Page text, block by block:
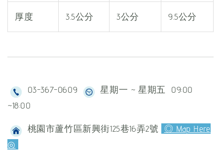
厚度 3.5公分 3公分 9.5公分
03-367-0609
星期一 ~ 星期五 09:00
~18:00
桃園市蘆竹區新興街125巷16弄2號
◎ Map Here
◎